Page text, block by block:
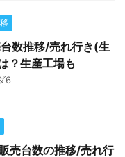
数推移/売れ行き(生
？生産工場も
6
売台数の推移/売れ行